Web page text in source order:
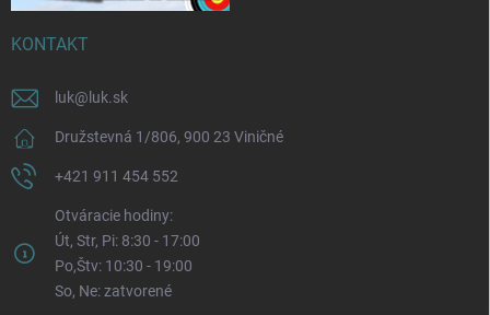
KONTAKT
luk@ luk.sk
Družstevná 1/806, 900 23 Viničné
+421 911 454 552
Otváracie hodiny:
Út, Str, Pi: 8:30 - 17:00
Po,Štv: 10:30 - 19:00
So, Ne: zatvorené